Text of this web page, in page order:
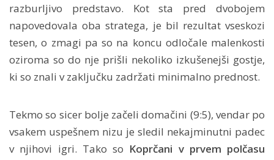
razburljivo predstavo. Kot sta pred dvobojem
napovedovala oba stratega, je bil rezultat vseskozi
tesen, o zmagi pa so na koncu odločale malenkosti
oziroma so do nje prišli nekoliko izkušenejši gostje,
ki so znali v zaključku zadržati minimalno prednost.
Tekmo so sicer bolje začeli domačini (9:5), vendar po
vsakem uspešnem nizu je sledil nekajminutni padec
v njihovi igri. Tako so Koprčani v prvem polčasu